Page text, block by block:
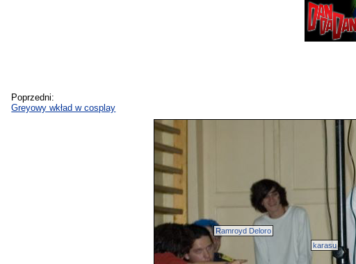
Poprzedni:
Greyowy wkład w cosplay
karasu
Ramroyd Deloro